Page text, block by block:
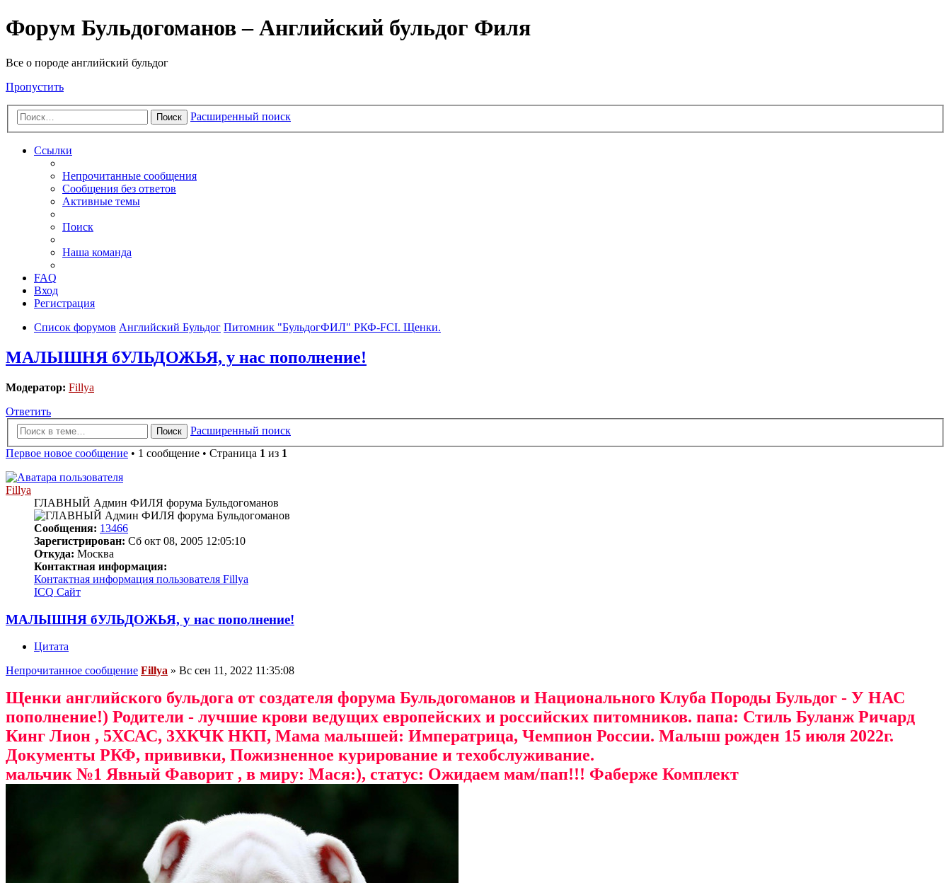
Форум Бульдогоманов – Английский бульдог Филя
Все о породе английский бульдог
Пропустить
Поиск Расширенный поиск
Ссылки
Непрочитанные сообщения
Сообщения без ответов
Активные темы
Поиск
Наша команда
FAQ
Вход
Регистрация
Список форумов Английский Бульдог Питомник "БульдогФИЛ" РКФ-FCI. Щенки.
МАЛЫШНЯ бУЛЬДОЖЬЯ, у нас пополнение!
Модератор: Fillya
Ответить
Поиск
Расширенный поиск
Первое новое сообщение • 1 сообщение • Страница 1 из 1
Fillya
ГЛАВНЫЙ Админ ФИЛЯ форума Бульдогоманов
Сообщения: 13466
Зарегистрирован: Сб окт 08, 2005 12:05:10
Откуда: Москва
Контактная информация:
Контактная информация пользователя Fillya
ICQ Сайт
МАЛЫШНЯ бУЛЬДОЖЬЯ, у нас пополнение!
Цитата
Непрочитанное сообщение Fillya » Вс сен 11, 2022 11:35:08
Щенки английского бульдога от создателя форума Бульдогоманов и Национального Клуба Породы Бульдог - У НАС
пополнение!) Родители - лучшие крови ведущих европейских и российских питомников. папа: Стиль Буланж Ричард
Кинг Лион , 5ХСАС, 3ХКЧК НКП, Мама малышей: Императрица, Чемпион России. Малыш рожден 15 июля 2022г.
Документы РКФ, прививки, Пожизненное курирование и техобслуживание.
мальчик №1 Явный Фаворит , в миру: Мася:), статус: Ожидаем мам/пап!!! Фаберже Комплект